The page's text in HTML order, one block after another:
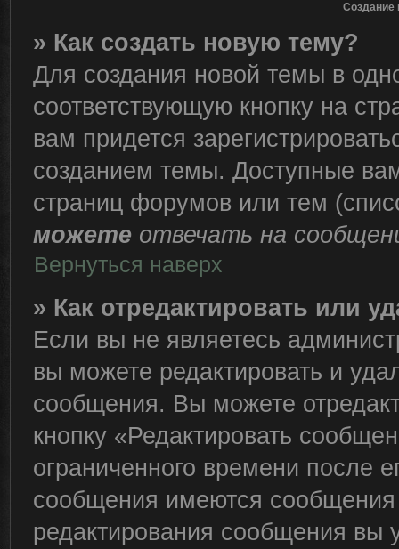
Создание
» Как создать новую тему?
Для создания новой темы в
соответствующую кнопку на
вам придется
созданием темы. Доступные
страниц форумов или тем
можете отвечать на
Вернуться наверх
» Как отредактировать или
Если вы не являетесь
вы можете редактировать и
сообщения. Вы можете
кнопку «Редактировать
ограниченного времени после
сообщения имеются сообщения
редактирования сообщения